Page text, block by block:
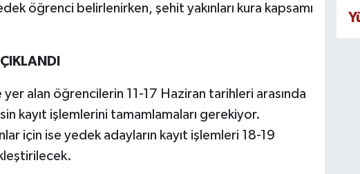
öğrenci belirlenirken, şehit yakınları kura kapsamı
alan öğrencilerin 11-17 Haziran tarihleri arasında
kayıt işlemlerini tamamlamaları gerekiyor.
için ise yedek adayların kayıt işlemleri 18-19